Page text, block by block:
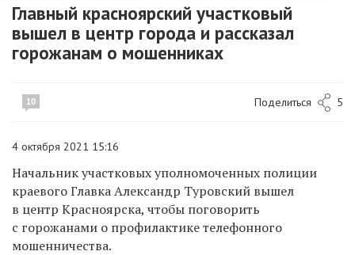
Главный красноярский участковый
вышел в центр города и рассказал
горожанам о мошенниках
10 Поделиться 5
4 октября 2021 15:16
Начальник участковых уполномоченных полиции
краевого Главка Александр Туровский вышел
в центр Красноярска, чтобы поговорить
с горожанами о профилактике телефонного
мошенничества.